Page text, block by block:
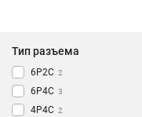
Тип разъема
6P2C 2
6P4C 3
4P4C 2